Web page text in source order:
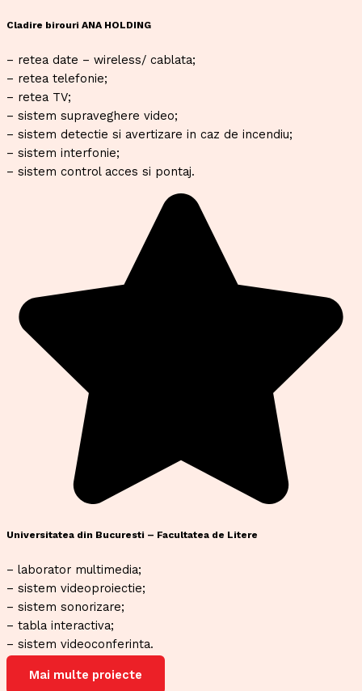
Cladire birouri ANA HOLDING
– retea date – wireless/ cablata;
– retea telefonie;
– retea TV;
– sistem supraveghere video;
– sistem detectie si avertizare in caz de incendiu;
– sistem interfonie;
– sistem control acces si pontaj.
Universitatea din Bucuresti – Facultatea de Litere
– laborator multimedia;
– sistem videoproiectie;
– sistem sonorizare;
– tabla interactiva;
– sistem videoconferinta.
Mai multe proiecte